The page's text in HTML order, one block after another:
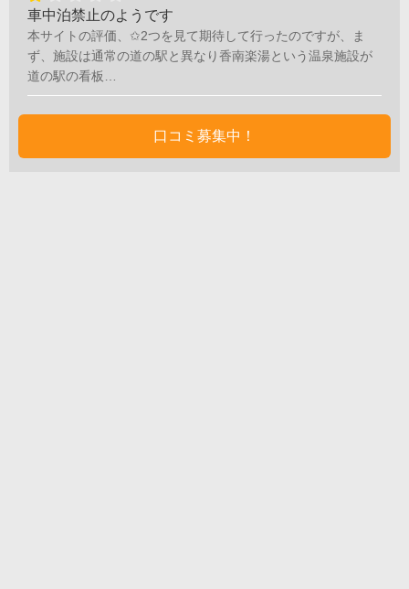
車中泊禁止のようです
本サイトの評価、✩2つを見て期待して行ったのですが、ま
ず、施設は通常の道の駅と異なり香南楽湯という温泉施設が
道の駅の看板…
口コミ募集中！